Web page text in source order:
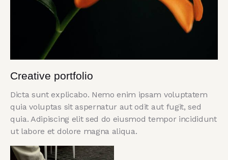
Creative portfolio
Dicta sunt explicabo. Nemo enim ipsam voluptatem
quia voluptas sit aspernatur aut odit aut fugit, sed
quia. Adipiscing elit sed do eiusmod tempor incididunt
ut labore et dolore magna aliqua.